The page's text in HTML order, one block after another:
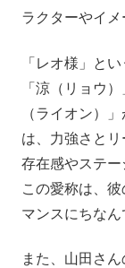
ラクターやイメ
「レオ様」と
「涼（リョウ
（ライオン）
は、力強さと
存在感やステー
この愛称は、
マンスにちなん
また、山田さ